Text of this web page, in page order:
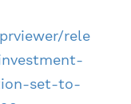
rele
set-to-